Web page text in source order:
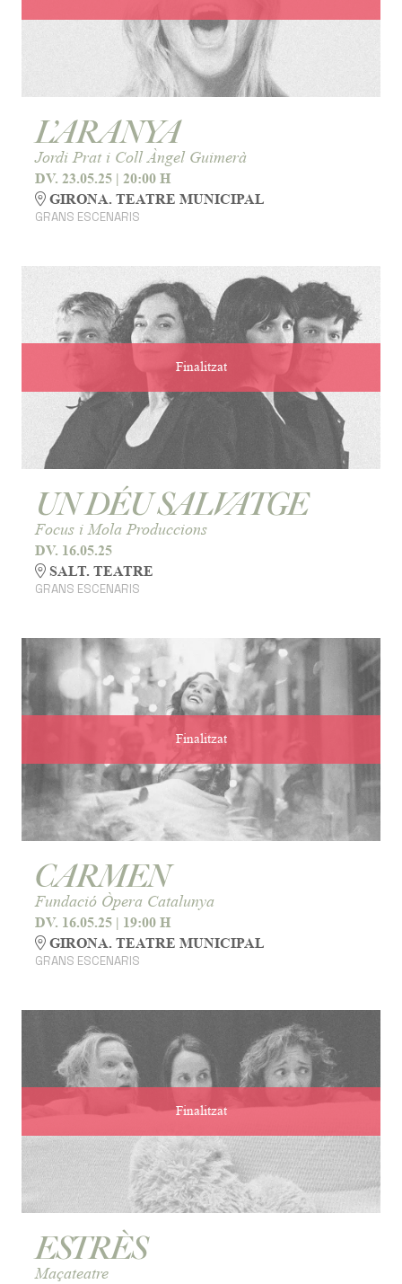
L’ARANYA
Jordi Prat i Coll Àngel Guimerà
DV. 23.05.25 | 20:00 H
GIRONA. TEATRE MUNICIPAL
GRANS ESCENARIS
Finalitzat
UN DÉU SALVATGE
Focus i Mola Produccions
DV. 16.05.25
SALT. TEATRE
GRANS ESCENARIS
Finalitzat
CARMEN
Fundació Òpera Catalunya
DV. 16.05.25 | 19:00 H
GIRONA. TEATRE MUNICIPAL
GRANS ESCENARIS
Finalitzat
ESTRÈS
Maçateatre